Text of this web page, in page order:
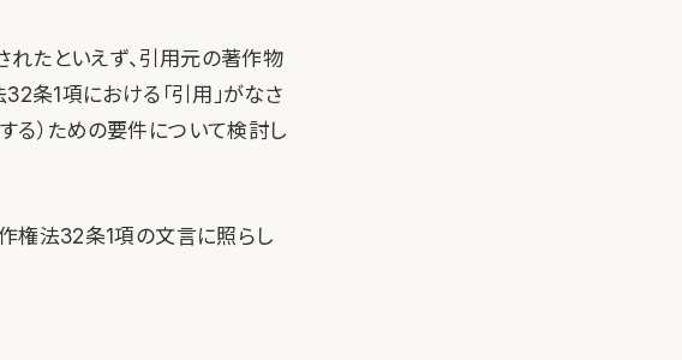
れたといえず、引用元の著作物
条1項における「引用」がなさ
る）ための要件について検討し
権法32条1項の文言に照らし